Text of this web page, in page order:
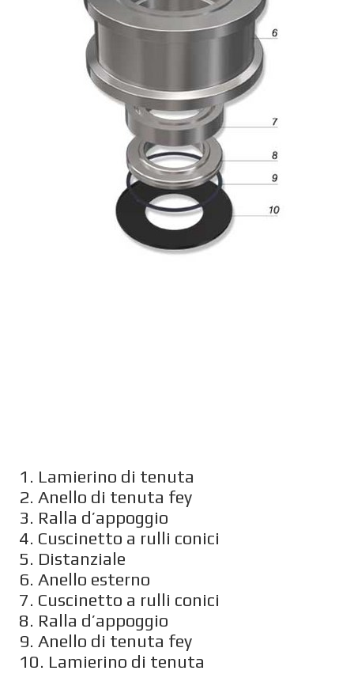
1. Lamierino di tenuta
2. Anello di tenuta fey
3. Ralla d’appoggio
4. Cuscinetto a rulli conici
5. Distanziale
6. Anello esterno
7. Cuscinetto a rulli conici
8. Ralla d’appoggio
9. Anello di tenuta fey
10. Lamierino di tenuta